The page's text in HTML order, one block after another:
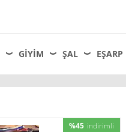
GIYIM ŞAL EŞARP
%45 indirimli